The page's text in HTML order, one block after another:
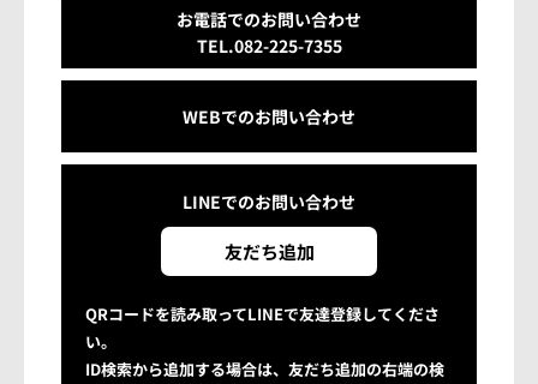
お電話でのお問い合わせ
TEL.082-225-7355
WEBでのお問い合わせ
LINEでのお問い合わせ
友だち追加
QRコードを読み取ってLINEで友達登録してくださ
い。
ID検索から追加する場合は、友だち追加の右端の検